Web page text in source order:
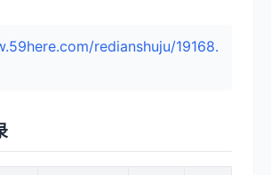
redianshuju/19168.